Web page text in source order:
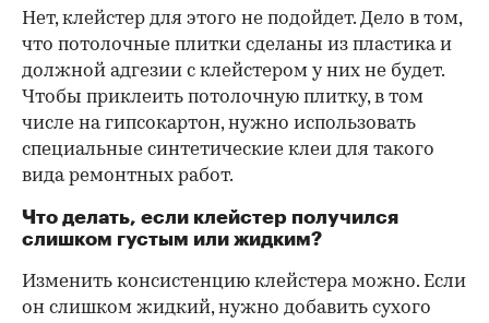
Нет, клейстер для этого не подойдет. Дело в том,
что потолочные плитки сделаны из пластика и
должной адгезии с клейстером у них не будет.
Чтобы приклеить потолочную плитку, в том
числе на гипсокартон, нужно использовать
специальные синтетические клеи для такого
вида ремонтных работ.
Что делать, если клейстер получился
слишком густым или жидким?
Изменить консистенцию клейстера можно. Если
он слишком жидкий, нужно добавить сухого